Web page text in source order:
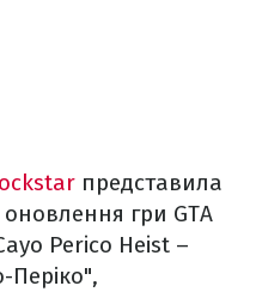
представила
гри GTA
Perico Heist –